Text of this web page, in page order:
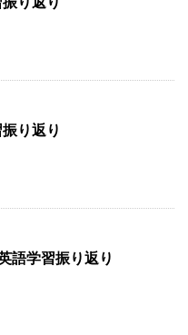
り返り
語学習振り返り